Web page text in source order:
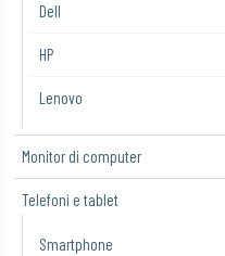
Dell
HP
Lenovo
Monitor di computer
Telefoni e tablet
Smartphone